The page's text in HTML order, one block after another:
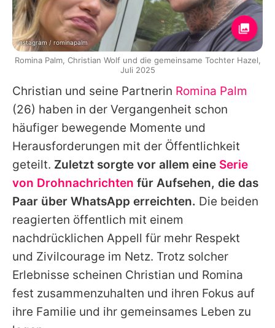
Christian und seine Partnerin Romina Palm
(26) haben in der Vergangenheit schon
häufiger bewegende Momente und
Herausforderungen mit der Öffentlichkeit
geteilt. Zuletzt sorgte vor allem eine Serie
von Drohnachrichten für Aufsehen, die das
Paar über WhatsApp erreichten. Die beiden
reagierten öffentlich mit einem
nachdrücklichen Appell für mehr Respekt
und Zivilcourage im Netz. Trotz solcher
Erlebnisse scheinen Christian und Romina
fest zusammenzuhalten und ihren Fokus auf
ihre Familie und ihr gemeinsames Leben zu
Instagram / rominapalm
Romina Palm, Christian Wolf und die gemeinsame Tochter Hazel,
Juli 2025